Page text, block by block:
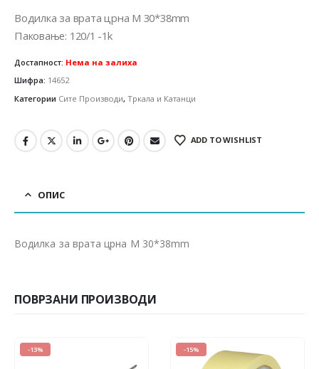
Водилка за врата црна M 30*38mm
Паковање: 120/1 -1k
Достапност: Нема на залиха
Шифра: 14652
Категории Сите Производи, Тркала и Катанци
ADD TO WISHLIST
ОПИС
Водилка за врата црна M 30*38mm
ПОВРЗАНИ ПРОИЗВОДИ